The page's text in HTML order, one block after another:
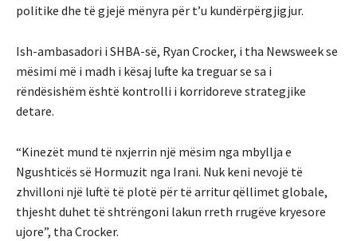
politike dhe të gjejë mënyra për t’u kundërpërgjigjur.
Ish-ambasadori i SHBA-së, Ryan Crocker, i tha Newsweek se
mësimi më i madh i kësaj lufte ka treguar se sa i
rëndësishëm është kontrolli i korridoreve strategjike
detare.
“Kinezët mund të nxjerrin një mësim nga mbyllja e
Ngushticës së Hormuzit nga Irani. Nuk keni nevojë të
zhvilloni një luftë të plotë për të arritur qëllimet globale,
thjesht duhet të shtrëngoni lakun rreth rrugëve kryesore
ujore”, tha Crocker.